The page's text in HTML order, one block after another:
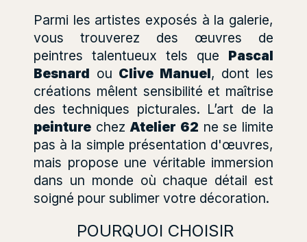
Parmi les artistes exposés à la galerie,
vous trouverez des œuvres de
peintres talentueux tels que Pascal
Besnard ou Clive Manuel, dont les
créations mêlent sensibilité et maîtrise
des techniques picturales. L’art de la
peinture chezAtelier 62 ne se limite
pas à la simple présentation d'œuvres,
mais propose une véritable immersion
dans un monde où chaque détail est
soigné pour sublimer votre décoration.
POURQUOI CHOISIR